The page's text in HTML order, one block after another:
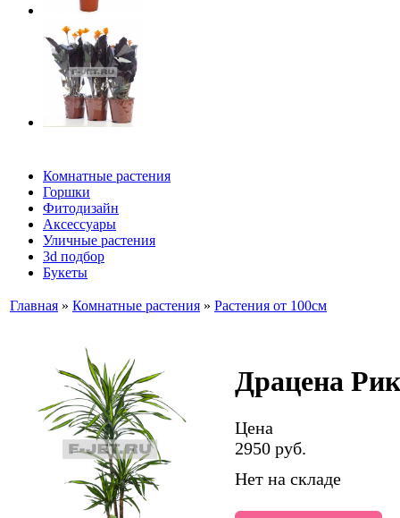
Комнатные растения
Горшки
Фитодизайн
Аксессуары
Уличные растения
3d подбор
Букеты
Главная » Комнатные растения » Растения от 100см
Драцена
Цена
2950 руб.
Нет на складе